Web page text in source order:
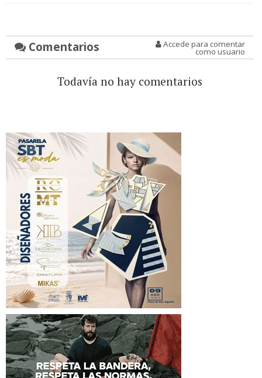
Comentarios Accede para comentar
como usuario
Todavía no hay comentarios